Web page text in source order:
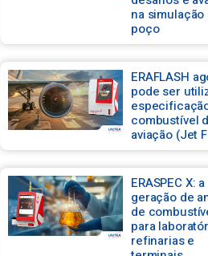
na simulação
poço
ERAFLASH
pode ser
combustível
aviação (Jet
ERASPEC X:
geração de
de
para
refinarias e